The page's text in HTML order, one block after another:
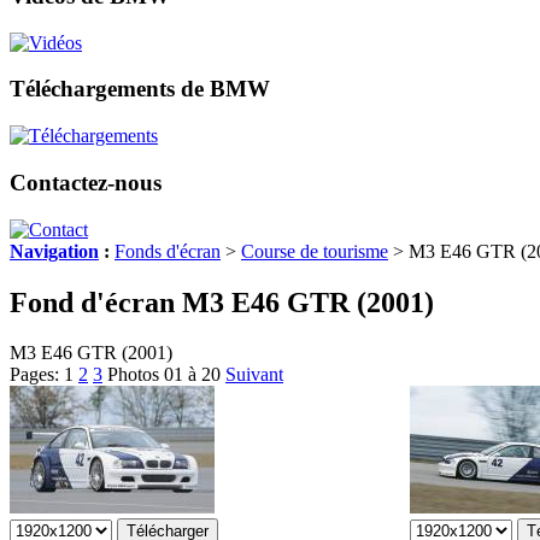
Téléchargements de BMW
Contactez-nous
Navigation : Fonds d'écran > Course de tourisme > M3 E46 GTR
Fond d'écran M3 E46 GTR (2001)
M3 E46 GTR (2001)
Pages: 1 2 3 Photos 01 à 20 Suivant